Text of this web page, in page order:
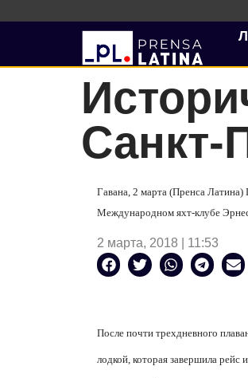
Санкт-
Гавана, 2 марта (Пренса
Международном яхт-клубе
2 марта, 2018 | 11:53
После почти трехдневного
лодкой, которая завершила